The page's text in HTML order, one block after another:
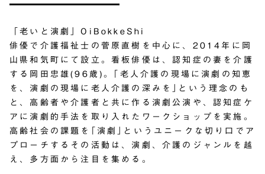
「老いと演劇」OiBokkeShi
俳優で介護福祉士の菅原直樹を中心に、2014年に岡
山県和気町にて設立。看板俳優は、認知症の妻を介護
する岡田忠雄(96歳)。｢老人介護の現場に演劇の知恵
を、演劇の現場に老人介護の深みを｣という理念のも
と、高齢者や介護者と共に作る演劇公演や、認知症ケ
アに演劇的手法を取り入れたワークショップを実施。
高齢社会の課題を｢演劇｣というユニークな切り口でア
プローチするその活動は、演劇、介護のジャンルを越
え、多方面から注目を集める。